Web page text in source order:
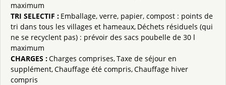
maximum
TRI SELECTIF : Emballage, verre, papier, compost : points de
tri dans tous les villages et hameaux Déchets résiduels (qui
ne se recyclent pas) : prévoir des sacs poubelle de 30 l
maximum
CHARGES :Charges comprises Taxe de séjour en
supplément Chauffage été compris Chauffage hiver
compris